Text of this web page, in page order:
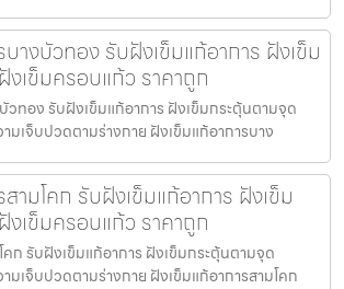
างบัวทอง รับฝังเข็มแก้อาการ ฝังเข็ม
เข็มครอบแก้ว ราคาถูก
วทอง รับฝังเข็มแก้อาการ ฝังเข็มกระตุ้นตามจุด
ามเจ็บปวดตามร่างกาย ฝังเข็มแก้อาการบาง
ามโคก รับฝังเข็มแก้อาการ ฝังเข็ม
เข็มครอบแก้ว ราคาถูก
คก รับฝังเข็มแก้อาการ ฝังเข็มกระตุ้นตามจุด
ามเจ็บปวดตามร่างกาย ฝังเข็มแก้อาการสามโคก